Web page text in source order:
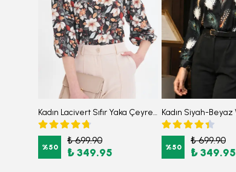
Kadın Lacivert Sıfır Yaka Çeyrek Kol Desenli Gömlek ARM-25Y001021
%50
₺ 699.90
₺ 349.95 %50
₺ 699.90
₺ 349.95